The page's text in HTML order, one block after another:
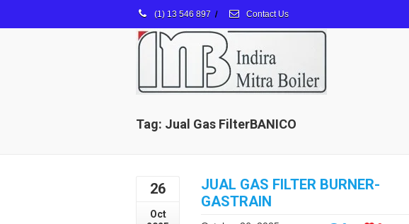
(1) 13 546 897 / Contact Us
Tag: Jual Gas FilterBANICO
26
Oct
JUAL GAS FILTER BURNER-
GASTRAIN